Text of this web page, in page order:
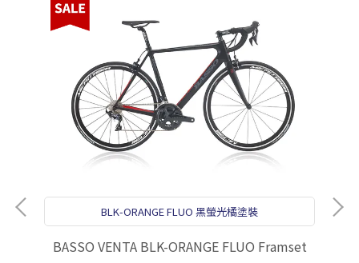
BLK-ORANGE FLUO 黑螢光橘塗裝
BASSO VENTA BLK-ORANGE FLUO Framset